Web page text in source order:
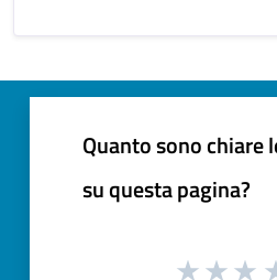
Quanto sono chiare
su questa pagina?